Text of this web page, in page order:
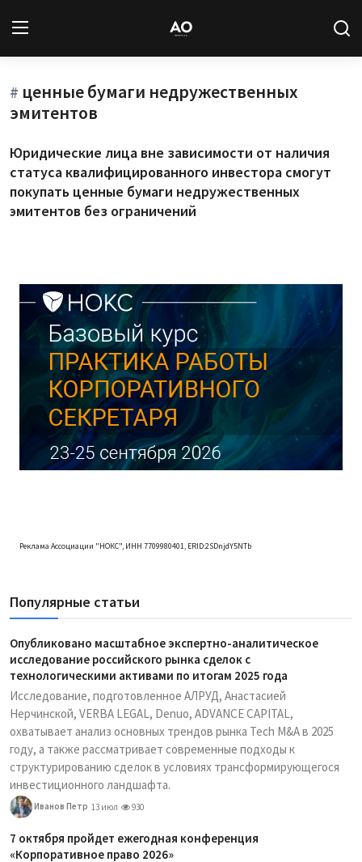
Вход Регистрация
Статьи
Авторы
База знаний
Подписка
# ценные бумаги недружественных
эмитентов
Юридические лица вне зависимости от наличия
статуса квалифицированного инвестора смогут
покупать ценные бумаги недружественных
эмитентов без ограничений
Реклама Ассоциации "НОКС", ИНН 7709980401, ERID:2SDnjdY5NTb
Популярные статьи
Опубликовано масштабное экспертно-аналитическое
исследование российского рынка сделок с
технологическими активами по итогам 2025 года
Исследование, подготовленное АЛРУД, Анастасией
Нерчинской, VERBA LEGAL, Denuo, ADVANCE CAPITAL,
охватывает анализ основных трендов рынка Tech M&A в 2025
году, а также рассматривает современные подходы к
структурированию сделок в условиях трансформирующегося
инвестиционного ландшафта.
Иванов Петр 13 июл 930
7 октября пройдет ежегодная конференция
«Корпоративное право 2026»